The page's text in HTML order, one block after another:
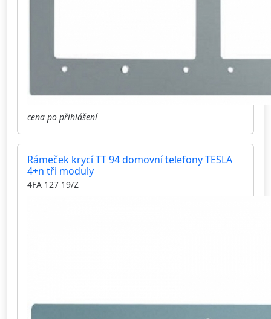
cena po přihlášení
Rámeček krycí TT 94 domovní telefony TESLA
4+n tři moduly
4FA 127 19/Z